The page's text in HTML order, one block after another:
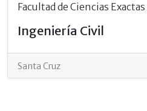
Facultad de Ciencias
Ingeniería Civil
Santa Cruz